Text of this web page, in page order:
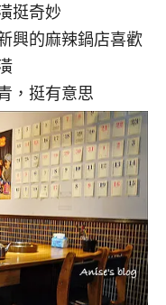
挺奇妙
興的麻辣鍋店喜歡
，挺有意思